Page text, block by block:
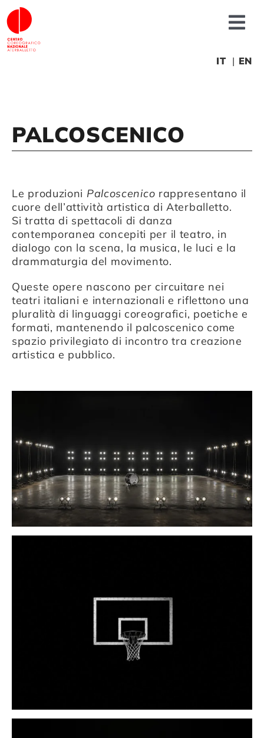
Salta
al
contenuto
Produzioni
Fonderia
Formazione
Compagnia
Sostienici
IT EN
PALCOSCENICO
Le produzioni Palcoscenico rappresentano il
cuore dell’attività artistica di Aterballetto.
Si tratta di spettacoli di danza
contemporanea concepiti per il teatro, in
dialogo con la scena, la musica, le luci e la
drammaturgia del movimento.
Queste opere nascono per circuitare nei
teatri italiani e internazionali e riflettono una
pluralità di linguaggi coreografici, poetiche e
formati, mantenendo il palcoscenico come
spazio privilegiato di incontro tra creazione
artistica e pubblico.